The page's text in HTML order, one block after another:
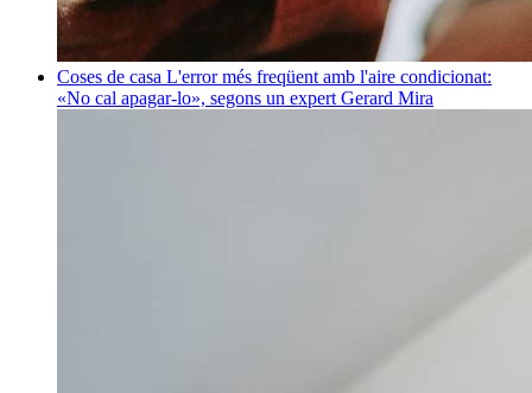
Coses de casa L'error més freqüent amb l'aire condicionat:
«No cal apagar-lo», segons un expert Gerard Mira